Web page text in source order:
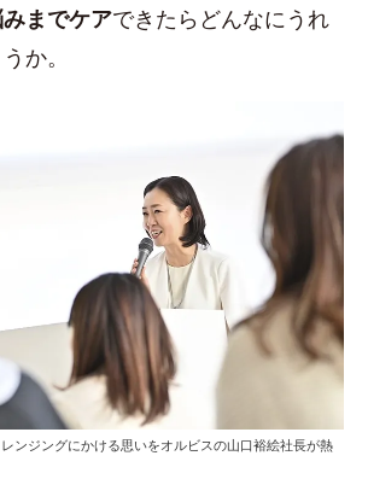
までケアできたらどんなにうれ
か。
ンジングにかける思いをオルビスの山口裕絵社長が熱